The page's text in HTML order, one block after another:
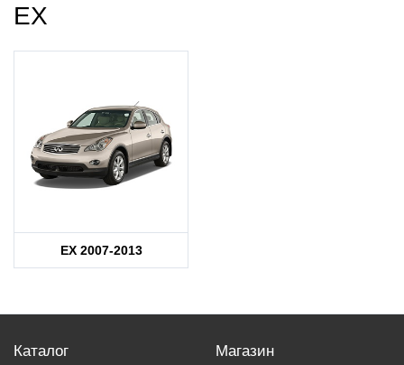
EX
EX 2007-2013
Каталог Магазин